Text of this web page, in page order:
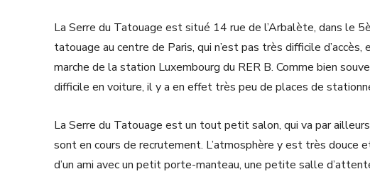
La Serre du Tatouage est situé 14 rue de l’Arbalète, dans le
tatouage au centre de Paris, qui n’est pas très difficile
marche de la station Luxembourg du RER B. Comme bien
difficile en voiture, il y a en effet très peu de places de
La Serre du Tatouage est un tout petit salon, qui va par
sont en cours de recrutement. L’atmosphère y est très douce
d’un ami avec un petit porte-manteau, une petite salle